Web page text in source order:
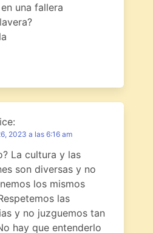
una fallera
2023 a las 6:16 am
La cultura y las
son diversas y no
los mismos
las
y no juzguemos tan
hay que entenderlo